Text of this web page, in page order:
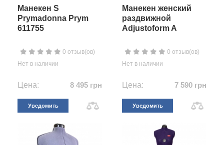
Манекен S
Prymadonna Prym
611755
0 отзыв(ов)
Нет в наличии
Цена: 8 495 грн
Уведомить
Манекен женский
раздвижной
Adjustoform A
0 отзыв(ов)
Нет в наличии
Цена: 7 590 грн
Уведомить